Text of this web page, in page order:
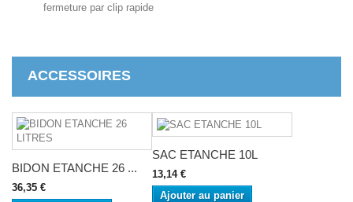
fermeture par clip rapide
ACCESSOIRES
BIDON ETANCHE 26 ...
36,35 €
SAC ETANCHE 10L
13,14 €
Ajouter au panier